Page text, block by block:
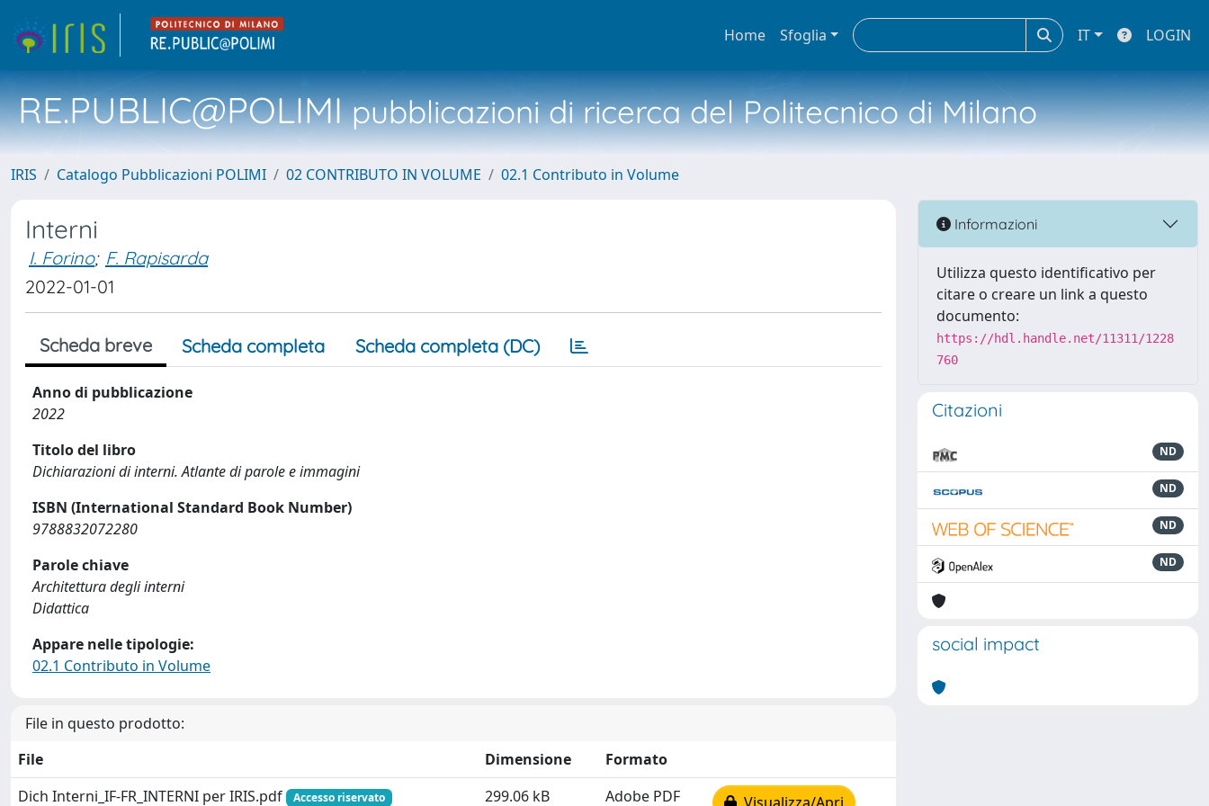
Home Sfoglia IT LOGIN
RE.PUBLIC@POLIMIpubblicazioni di ricerca del Politecnico di Milano
IRIS Catalogo Pubblicazioni POLIMI 02 CONTRIBUTO IN VOLUME 02.1 Contributo in Volume
Interni
I. Forino; F. Rapisarda
2022-01-01
Scheda breve Scheda completa Scheda completa (DC)
Anno di pubblicazione
2022
Titolo del libro
Dichiarazioni di interni. Atlante di parole e immagini
ISBN (International Standard Book Number)
9788832072280
Parole chiave
Architettura degli interni
Didattica
Appare nelle tipologie:
02.1 Contributo in Volume
File in questo prodotto:
File
Dimensione
Formato
Dich Interni_IF-FR_INTERNI per IRIS.pdf
Accesso riservato 299.06 kB Adobe PDF
Informazioni
Utilizza questo identificativo per
citare o creare un link a questo
documento:
https://hdl.handle.net/11311/1228
760
Citazioni
ND
ND
ND
ND
social impact